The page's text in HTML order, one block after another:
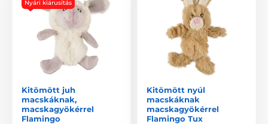
Nyári kiárusítás
Kitömött juh
macskáknak,
macskagyökérrel
Flamingo
Kitömött nyúl
macskáknak
macskagyökérrel
Flamingo Tux